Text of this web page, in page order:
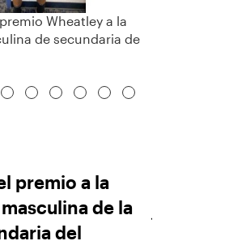
Wheatley a la
de secundaria de
premio a la
de la
del